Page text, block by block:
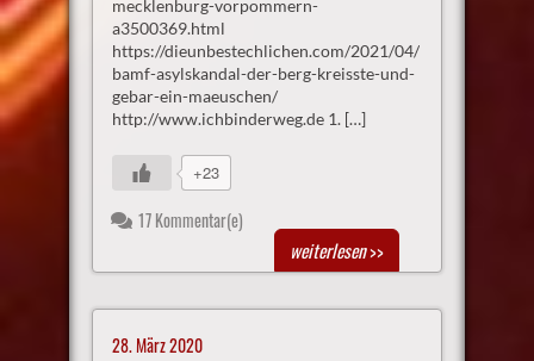
mecklenburg-vorpommern-
a3500369.html
https://dieunbestechlichen.com/2021/04/bremer-
bamf-asylskandal-der-berg-kreisste-und-
gebar-ein-maeuschen/
http://www.ichbinderweg.de 1. […]
+23
17 Kommentar(e)
weiterlesen>>
28. März 2020